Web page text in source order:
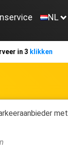
NL
in 3 klikken
met